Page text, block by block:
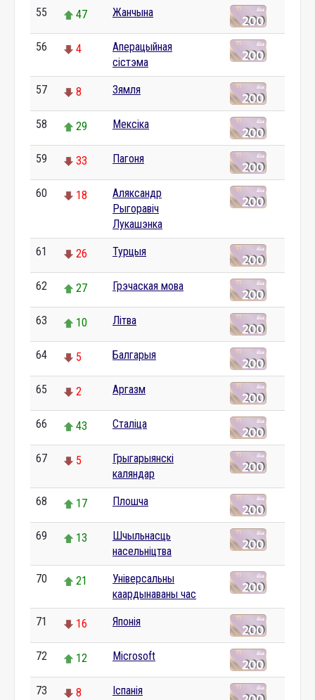
55 47 Жанчына
56 4
Аперацыйная
сістэма
57 8 Зямля
58 29 Мексіка
59 33 Пагоня
60 18
Аляксандр
Рыгоравіч
Лукашэнка
61 26 Турцыя
62 27 Грэчаская мова
63 10 Літва
64 5 Балгарыя
65 2 Аргазм
66 43 Сталіца
67 5
Грыгарыянскі
каляндар
68 17 Плошча
69 13
Шчыльнасць
насельніцтва
70 21
Універсальны
каардынаваны час
71 16 Японія
72 12 Microsoft
73 8 Іспанія